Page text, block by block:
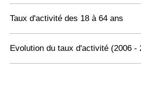
Taux d'activité des 18 à 64 ans
Evolution du taux d'activité (2006 -